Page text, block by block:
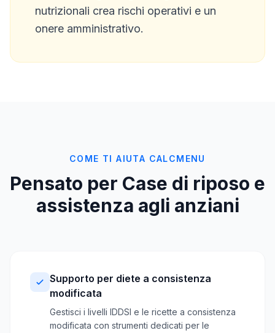
nutrizionali crea rischi operativi e un
onere amministrativo.
COME TI AIUTA CALCMENU
Pensato per Case di riposo e
assistenza agli anziani
Supporto per diete a consistenza
modificata
Gestisci i livelli IDDSI e le ricette a consistenza
modificata con strumenti dedicati per le